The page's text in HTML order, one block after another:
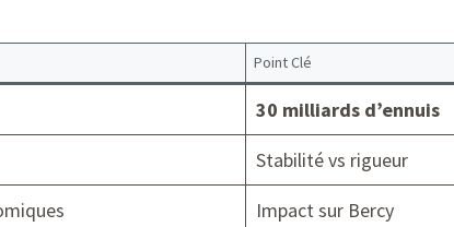
Point Clé
30 milliards d’ennuis
Stabilité vs rigueur
Impact sur Bercy